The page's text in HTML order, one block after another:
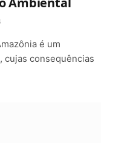
é um
consequências